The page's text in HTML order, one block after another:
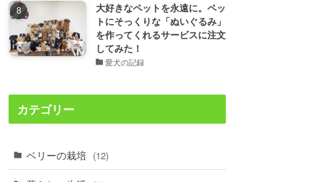
大好きなペットを永遠に。ペッ
トにそっくりな「ぬいぐるみ」
を作ってくれるサービスに注文
してみた！
愛犬の記録
カテゴリー
ベリーの栽培 (12)